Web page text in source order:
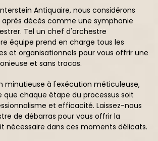
Antiquaire, nous considérons
décès comme une symphonie
Tel un chef d'orchestre
équipe prend en charge tous les
et organisationnels pour vous offrir une
et sans tracas.
minutieuse à l'exécution méticuleuse,
que chaque étape du processus soit
et efficacité. Laissez-nous
de débarras pour vous offrir la
nécessaire dans ces moments délicats.